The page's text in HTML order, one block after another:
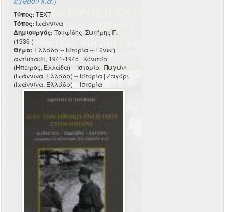
Τύπος: TEXT
Τόπος: Ιωάννινα
Δημιουργός: Τουφίδης, Σωτήρης Π.
(1936-)
Θέμα: Ελλάδα -- Ιστορία -- Εθνική
αντίσταση, 1941-1945 | Κόνιτσα
(Ήπειρος, Ελλάδα) -- Ιστορία | Πωγώνι
(Ιωάννινα, Ελλάδα) -- Ιστορία | Ζαγόρι
(Ιωάννινα, Ελλάδα) -- Ιστορία